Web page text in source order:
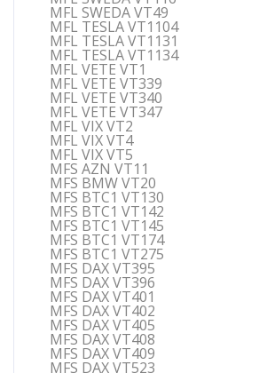
MFL SWEDA VT49
MFL TESLA VT1104
MFL TESLA VT1131
MFL TESLA VT1134
MFL VETE VT1
MFL VETE VT339
MFL VETE VT340
MFL VETE VT347
MFL VIX VT2
MFL VIX VT4
MFL VIX VT5
MFS AZN VT11
MFS BMW VT20
MFS BTC1 VT130
MFS BTC1 VT142
MFS BTC1 VT145
MFS BTC1 VT174
MFS BTC1 VT275
MFS DAX VT395
MFS DAX VT396
MFS DAX VT401
MFS DAX VT402
MFS DAX VT405
MFS DAX VT408
MFS DAX VT409
MFS DAX VT523